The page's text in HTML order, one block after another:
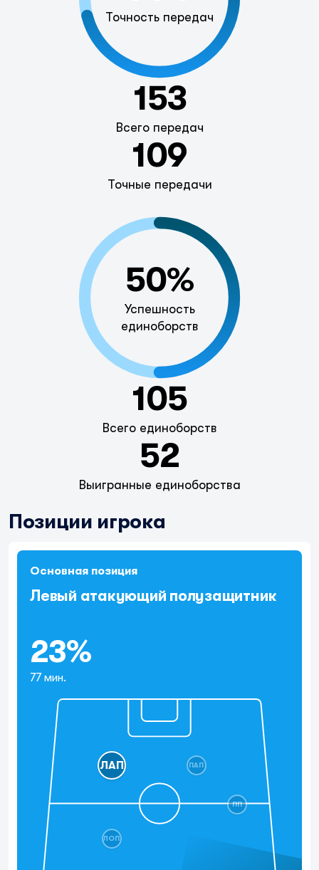
Точность передач
153
Всего передач
109
Точные передачи
50%
Успешность
единоборств
105
Всего единоборств
52
Выигранные единоборства
Позиции игрока
Основная позиция
Левый атакующий полузащитник
23%
77 мин.
ЛАП ПАП
ЛОП
ПП